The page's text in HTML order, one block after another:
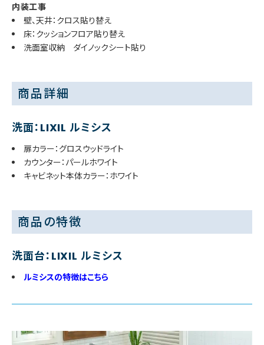
内装工事
壁、天井：クロス貼り替え
床：クッションフロア貼り替え
洗面室収納 ダイノックシート貼り
商品詳細
洗面：LIXIL ルミシス
扉カラー：グロスウッドライト
カウンター：パールホワイト
キャビネット本体カラー：ホワイト
商品の特徴
洗面台：LIXIL ルミシス
ルミシスの特徴はこちら